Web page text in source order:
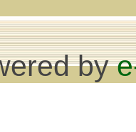
by